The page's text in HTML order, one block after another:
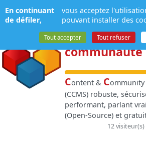
NPDS:
contenuet de
communauté
Content & Community
(CCMS) robuste,
performant, parlant
(Open-Source) et
12
Panneau de gestion des cookies
En continuant
de défiler,
vous acceptez
pouvant installer des
Tout accepter Tout refuser